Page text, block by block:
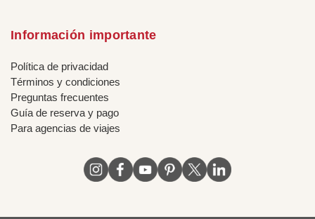
Información importante
Política de privacidad
Términos y condiciones
Preguntas frecuentes
Guía de reserva y pago
Para agencias de viajes